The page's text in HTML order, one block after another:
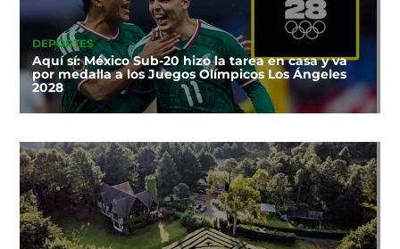
DEPORTES
Aquí sí: México Sub-20 hizo la tarea en casa y va
por medalla a los Juegos Olímpicos Los Ángeles
2028